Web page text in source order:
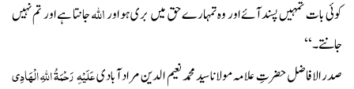
کوئی بات تمہیں پسند آئے اور وہ تمہارے حق میں بری ہو اوراللہجانتا ہے اور تم نہیں
جانتے۔‘‘
صدر الافاضل حضرتِ علامہ مولانا سید محمد نعیم الدین مراد آبادیعَلَیْہِ رَحْمَۃُ اللہِ الْہَادِی